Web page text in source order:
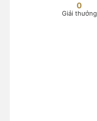
0
Giải thưởng